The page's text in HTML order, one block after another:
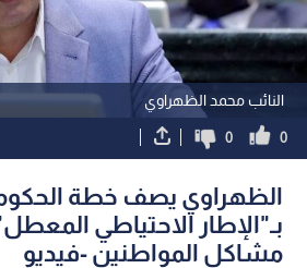
النائب محمد الظهراوي
0
0
الظهراوي يصف خطة
بـ"الإطار الاحتياطي
مشاكل المواطنين -فيديو